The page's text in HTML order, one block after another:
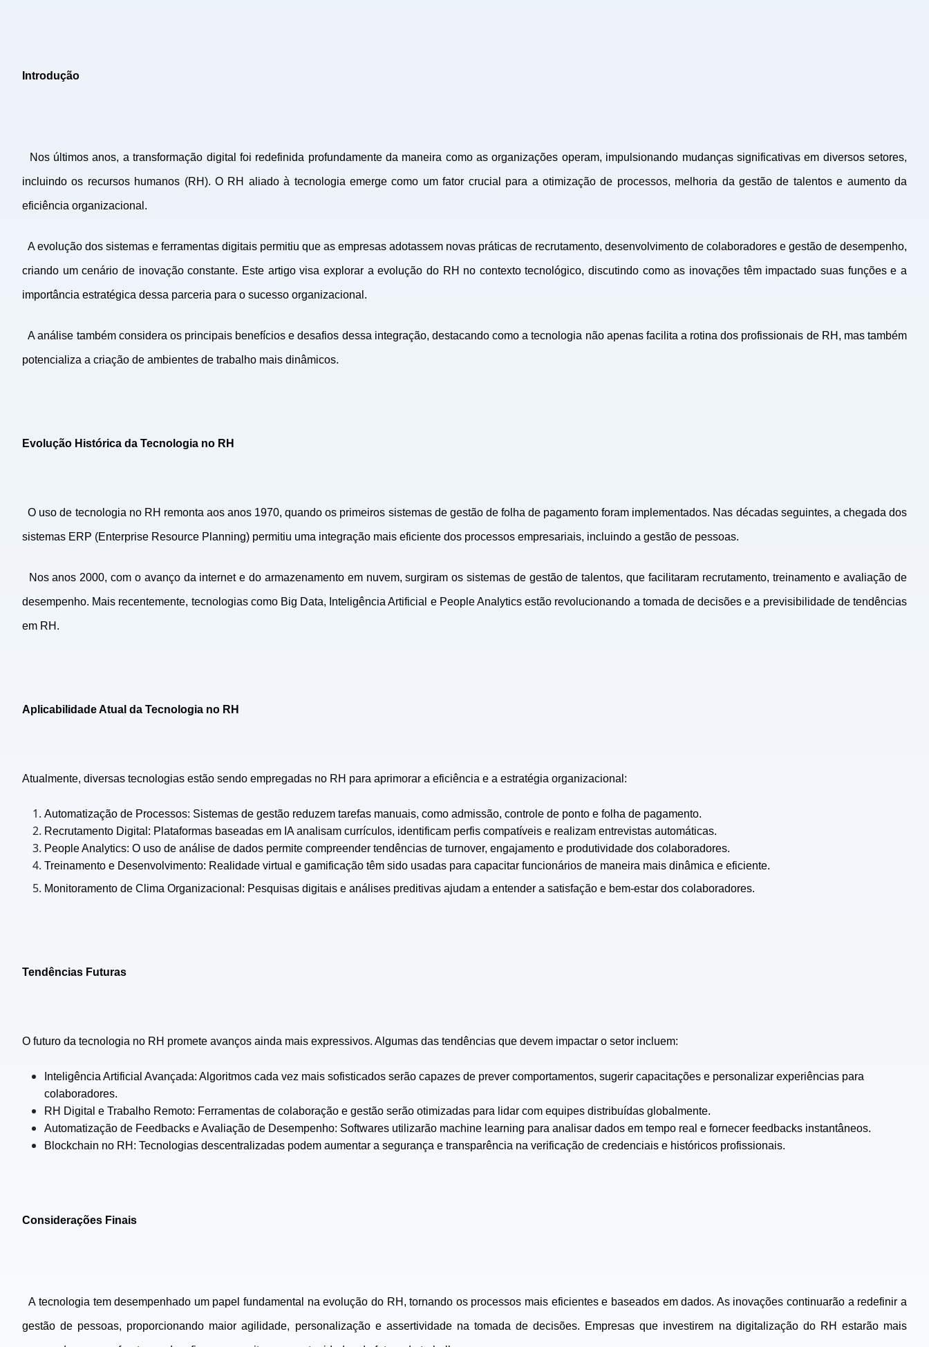
Introdução
Nos últimos anos, a transformação digital foi redefinida profundamente da maneira como as organizações operam, impulsionando mudanças significativas em diversos setores,
incluindo os recursos humanos (RH). O RH aliado à tecnologia emerge como um fator crucial para a otimização de processos, melhoria da gestão de talentos e aumento da
eficiência organizacional.
A evolução dos sistemas e ferramentas digitais permitiu que as empresas adotassem novas práticas de recrutamento, desenvolvimento de colaboradores e gestão de desempenho,
criando um cenário de inovação constante. Este artigo visa explorar a evolução do RH no contexto tecnológico, discutindo como as inovações têm impactado suas funções e a
importância estratégica dessa parceria para o sucesso organizacional.
A análise também considera os principais benefícios e desafios dessa integração, destacando como a tecnologia não apenas facilita a rotina dos profissionais de RH, mas também
potencializa a criação de ambientes de trabalho mais dinâmicos.
Evolução Histórica da Tecnologia no RH
O uso de tecnologia no RH remonta aos anos 1970, quando os primeiros sistemas de gestão de folha de pagamento foram implementados. Nas décadas seguintes, a chegada dos
sistemas ERP (Enterprise Resource Planning) permitiu uma integração mais eficiente dos processos empresariais, incluindo a gestão de pessoas.
Nos anos 2000, com o avanço da internet e do armazenamento em nuvem, surgiram os sistemas de gestão de talentos, que facilitaram recrutamento, treinamento e avaliação de
desempenho. Mais recentemente, tecnologias como Big Data, Inteligência Artificial e People Analytics estão revolucionando a tomada de decisões e a previsibilidade de tendências
em RH.
Aplicabilidade Atual da Tecnologia no RH
Atualmente, diversas tecnologias estão sendo empregadas no RH para aprimorar a eficiência e a estratégia organizacional:
Automatização de Processos: Sistemas de gestão reduzem tarefas manuais, como admissão, controle de ponto e folha de pagamento.
Recrutamento Digital: Plataformas baseadas em IA analisam currículos, identificam perfis compatíveis e realizam entrevistas automáticas.
People Analytics: O uso de análise de dados permite compreender tendências de turnover, engajamento e produtividade dos colaboradores.
Treinamento e Desenvolvimento: Realidade virtual e gamificação têm sido usadas para capacitar funcionários de maneira mais dinâmica e eficiente.
Monitoramento de Clima Organizacional: Pesquisas digitais e análises preditivas ajudam a entender a satisfação e bem-estar dos colaboradores.
Tendências Futuras
O futuro da tecnologia no RH promete avanços ainda mais expressivos. Algumas das tendências que devem impactar o setor incluem:
Inteligência Artificial Avançada: Algoritmos cada vez mais sofisticados serão capazes de prever comportamentos, sugerir capacitações e personalizar experiências para
colaboradores.
RH Digital e Trabalho Remoto: Ferramentas de colaboração e gestão serão otimizadas para lidar com equipes distribuídas globalmente.
Automatização de Feedbacks e Avaliação de Desempenho: Softwares utilizarão machine learning para analisar dados em tempo real e fornecer feedbacks instantâneos.
Blockchain no RH: Tecnologias descentralizadas podem aumentar a segurança e transparência na verificação de credenciais e históricos profissionais.
Considerações Finais
A tecnologia tem desempenhado um papel fundamental na evolução do RH, tornando os processos mais eficientes e baseados em dados. As inovações continuarão a redefinir a
gestão de pessoas, proporcionando maior agilidade, personalização e assertividade na tomada de decisões. Empresas que investirem na digitalização do RH estarão mais